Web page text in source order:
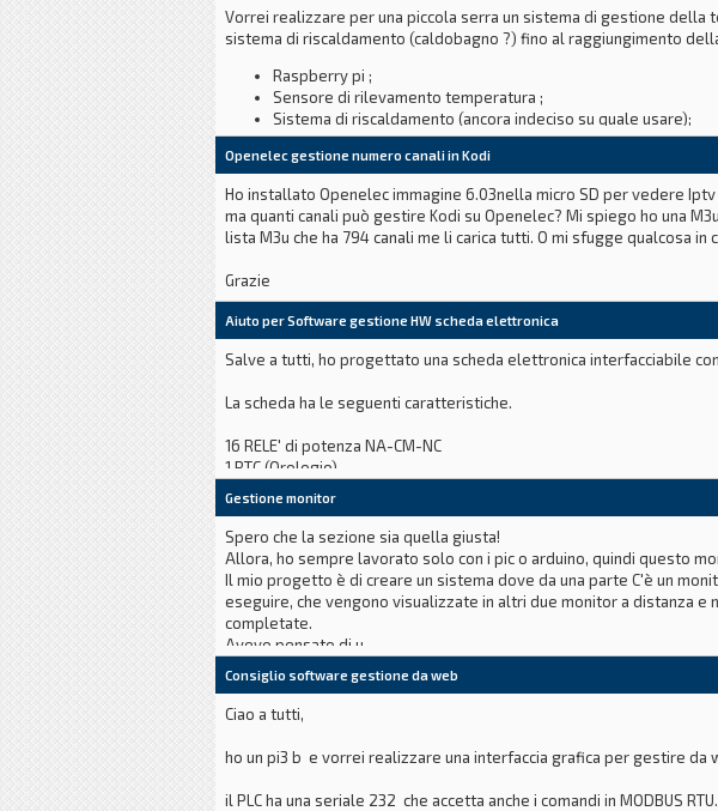
Vorrei realizzare per una piccola serra un sistema di gestione
sistema di riscaldamento (caldobagno ?) fino al raggiungimento
Raspberry pi ;
Sensore di rilevamento temperatura ;
Sistema di riscaldamento (ancora indeciso su quale usare);
Relè per attivare il riscaldamento
Non mi in
Openelec gestione numero canali in Kodi
Ho installato Openelec immagine 6.03nella micro SD per vedere
ma quanti canali può gestire Kodi su Openelec? Mi spiego ho una
lista M3u che ha 794 canali me li carica tutti. O mi sfugge qualcosa
Grazie
Aiuto per Software gestione HW scheda elettronica
Salve a tutti, ho progettato una scheda elettronica interfacciabile con
La scheda ha le seguenti caratteristiche.
16 RELE' di potenza NA-CM-NC
1 RTC (Orologio)
Alimentazione a 24Vdc
Ho già fatto qualcosina in python per testare la scheda, ma vorrei
gestito da web.
In questo modo la scheda potre
Gestione monitor
Spero che la sezione sia quella giusta!
Allora, ho sempre lavorato solo con i pic o arduino, quindi questo
Il mio progetto è di creare un sistema dove da una parte C'è un
eseguire, che vengono visualizzate in altri due monitor a distanza
completate.
Avevo pensato di u
Consiglio software gestione da web
Ciao a tutti,
ho un pi3 b e vorrei realizzare una interfaccia grafica per gestire da
il PLC ha una seriale 232 che accetta anche i comandi in MODBUS RTU.